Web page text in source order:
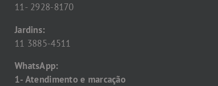
11- 2928-8170
Jardins:
11 3885-4511
WhatsApp:
1- Atendimento e marcação